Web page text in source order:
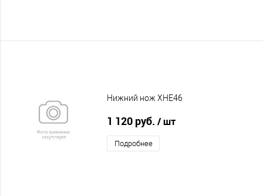
Нижний нож XHE46
1 120 руб. / шт
Подробнее